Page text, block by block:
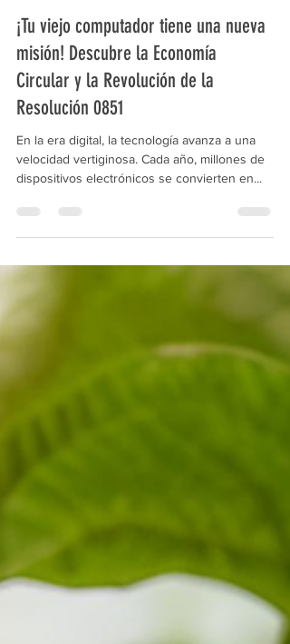
26 ago 2025
2 min de lectura
¡Tu viejo computador tiene una nueva
misión! Descubre la Economía
Circular y la Revolución de la
Resolución 0851
En la era digital, la tecnología avanza a una
velocidad vertiginosa. Cada año, millones de
dispositivos electrónicos se convierten en...